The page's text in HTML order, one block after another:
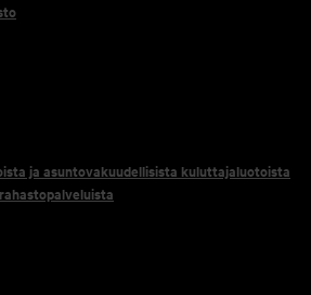
ja asuntovakuudellisista kuluttajaluotoista